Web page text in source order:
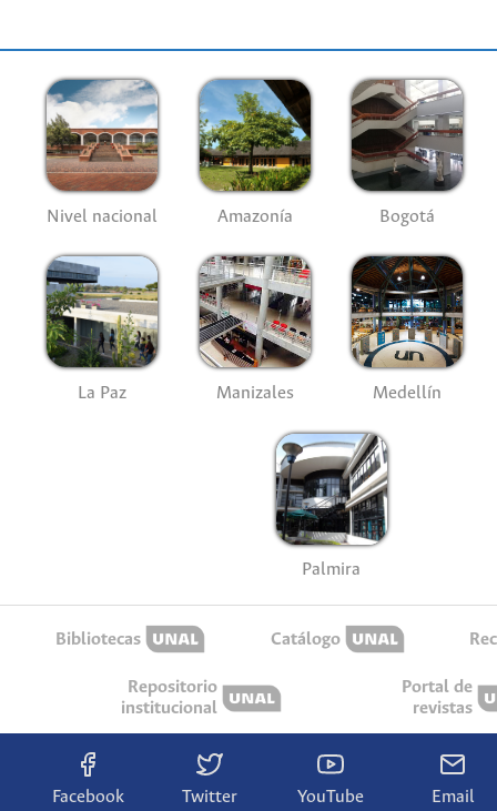
Nivel nacional Amazonía Bogotá
La Paz Manizales Medellín
Palmira
Bibliotecas Catálogo
Repositorio
institucional
Portal de
revistas
Facebook Twitter YouTube Email